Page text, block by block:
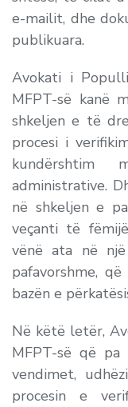
e-mailit, dhe
publikuara.
Avokati i
MFPT-së kanë
shkeljen e të
procesi i
kundërshtim
administrative.
në shkeljen e
veçanti të
vënë ata në
pafavorshme,
bazën e
Në këtë letër,
MFPT-së që
vendimet,
procesin e